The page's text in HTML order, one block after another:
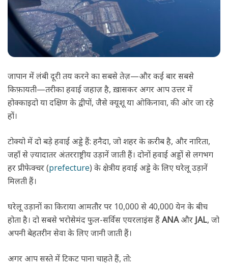
जापान में लंबी दूरी तय करने का सबसे तेज़—और कई बार सबसे
किफ़ायती—तरीका हवाई जहाज़ है, ख़ासकर अगर आप उत्तर में
होक्काइदो या दक्षिण के द्वीपों, जैसे क्यूशू या ओकिनावा, की ओर जा रहे
हों।
टोक्यो में दो बड़े हवाई अड्डे हैं: हनैदा, जो शहर के क़रीब है, और नारिता,
जहाँ से ज़्यादातर अंतरराष्ट्रीय उड़ानें जाती हैं। दोनों हवाई अड्डों से लगभग
हर प्रीफेक्चर (prefecture) के क्षेत्रीय हवाई अड्डे के लिए घरेलू उड़ानें
मिलती हैं।
घरेलू उड़ानों का किराया आमतौर पर 10,000 से 40,000 येन के बीच
होता है। दो सबसे भरोसेमंद फुल-सर्विस एयरलाइंस हैंANAऔर JAL, जो
अपनी बेहतरीन सेवा के लिए जानी जाती हैं।
अगर आप सस्ते में टिकट पाना चाहते हैं, तो: